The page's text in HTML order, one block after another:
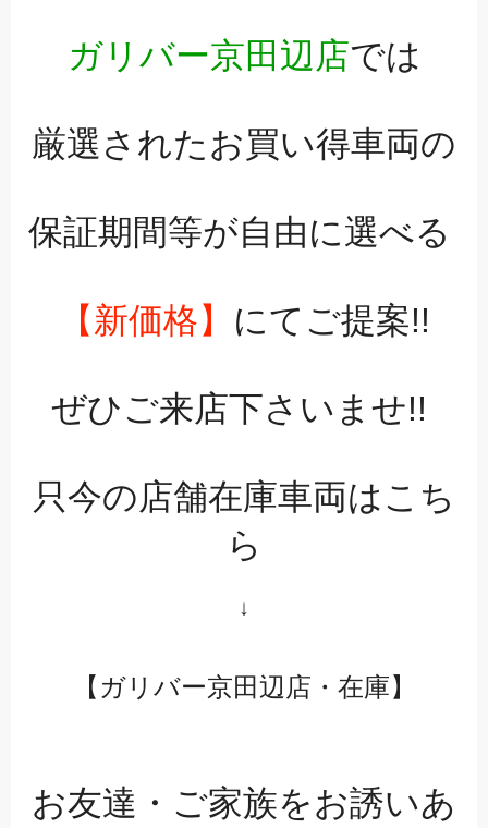
ガリバー京田辺店では
厳選されたお買い得車両の
保証期間等が自由に選べる
【新価格】 にてご提案!!
ぜひご来店下さいませ!!
只今の店舗在庫車両はこち
ら
↓
【ガリバー京田辺店・在庫】
お友達・ご家族をお誘いあ